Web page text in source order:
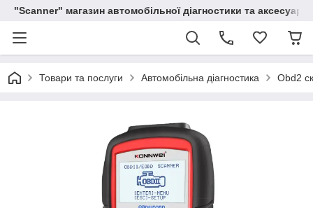
"Scanner" магазин автомобільної діагностики та аксесуарів
Товари та послуги Автомобільна діагностика Obd2